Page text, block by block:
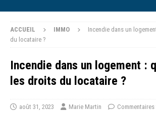
ACCUEIL IMMO
Incendie dans un
du locataire ?
Incendie dans un logement :
les droits du locataire ?
août 31, 2023 Marie Martin